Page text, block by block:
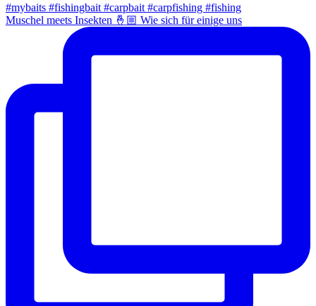
Muschel meets Insekten 🤞🏼 Wie sich für einige uns